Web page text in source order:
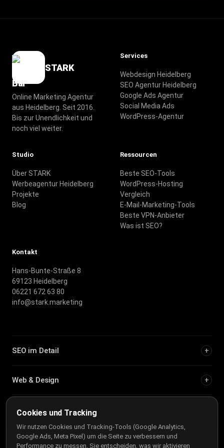
STARK
Online Marketing Agentur
aus Heidelberg. Seit 2016.
Bis zur Unendlichkeit und
noch viel weiter.
Services
Webdesign Heidelberg
SEO Agentur Heidelberg
Google Ads Agentur
Social Media Ads
WordPress-Agentur
Studio
Über STARK
Werbeagentur Heidelberg
Projekte
Blog
Ressourcen
Beste SEO-Tools
WordPress-Hosting
Vergleich
E-Mail-Marketing-Tools
Beste VPN-Anbieter
Was ist SEO?
Kontakt
Hans-Bunte-Straße 8
69123 Heidelberg
06221 672 63 80
info@stark.marketing
SEO im Detail +
Web & Design +
Städteseiten
Tool-Vergleiche & Tests
Cookies und Tracking
Wir nutzen Cookies und Tracking-Tools (Google Analytics,
Google Ads, Meta Pixel) um die Seite zu verbessern und
Performance zu messen. Sie entscheiden, was wir aktivieren